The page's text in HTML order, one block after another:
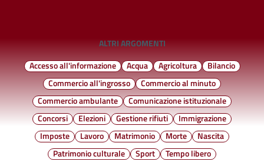
ALTRI ARGOMENTI
Accesso all'informazione
Acqua Agricoltura
Bilancio
Commercio all'ingrosso
Commercio al minuto
Commercio ambulante
Comunicazione istituzionale
Concorsi
Elezioni Gestione rifiuti
Immigrazione
Imposte
Lavoro Matrimonio Morte
Nascita
Patrimonio culturale
Sport
Tempo libero